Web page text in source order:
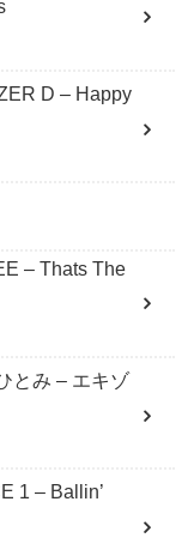
D – Happy
– Thats The
とみ – エキゾ
1 – Ballin’